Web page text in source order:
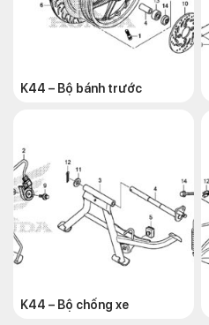
K44 – Bộ bánh trước
K44 – Bộ chống xe